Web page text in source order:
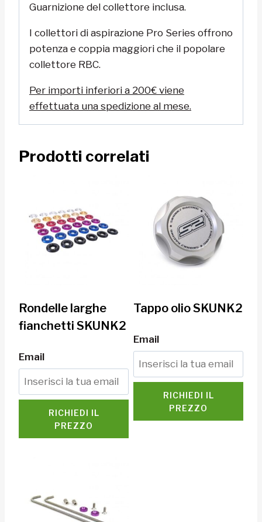
Guarnizione del collettore inclusa.
I collettori di aspirazione Pro Series offrono
potenza e coppia maggiori che il popolare
collettore RBC.
Per importi inferiori a 200€ viene
effettuata una spedizione al mese.
Prodotti correlati
Rondelle larghe
fianchetti SKUNK2
Email
RICHIEDI IL
PREZZO
Tappo olio SKUNK2
Email
RICHIEDI IL
PREZZO